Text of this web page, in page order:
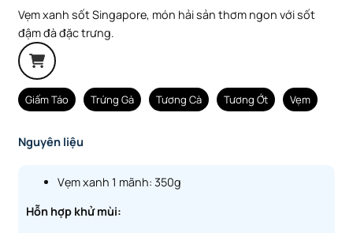
Vẹm xanh sốt Singapore, món hải sản thơm ngon với sốt
đậm đà đặc trưng.
Giấm Táo Trứng Gà Tương Cà Tương Ớt Vẹm
Nguyên liệu
Vẹm xanh 1 mãnh: 350g
Hỗn hợp khử mùi: